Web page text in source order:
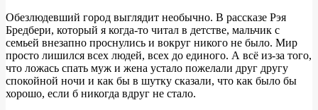
Обезлюдевший город выглядит необычно. В рассказе Рэя
Бредбери, который я когда-то читал в детстве, мальчик с
семьей внезапно проснулись и вокруг никого не было. Мир
просто лишился всех людей, всех до единого. А всё из-за того,
что ложась спать муж и жена устало пожелали друг другу
спокойной ночи и как бы в шутку сказали, что как было бы
хорошо, если б никогда вдруг не стало.